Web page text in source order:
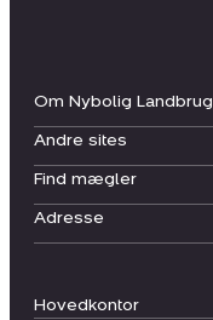
Hovedkontor
Om Nybolig Landbrug
Andre sites
Find mægler
Adresse